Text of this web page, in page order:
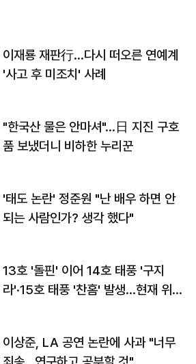
이재룡 재판行…다시 떠오른 연예계
'사고 후 미조치' 사례
"한국산 물은 안마셔"…日 지진 구호
품 보냈더니 비하한 누리꾼
'태도 논란' 정준원 "난 배우 하면 안
되는 사람인가? 생각 했다"
13호 '돌핀' 이어 14호 태풍 '구지
라'·15호 태풍 '찬홈' 발생…현재 위
이상준, LA 공연 논란에 사과 "너무